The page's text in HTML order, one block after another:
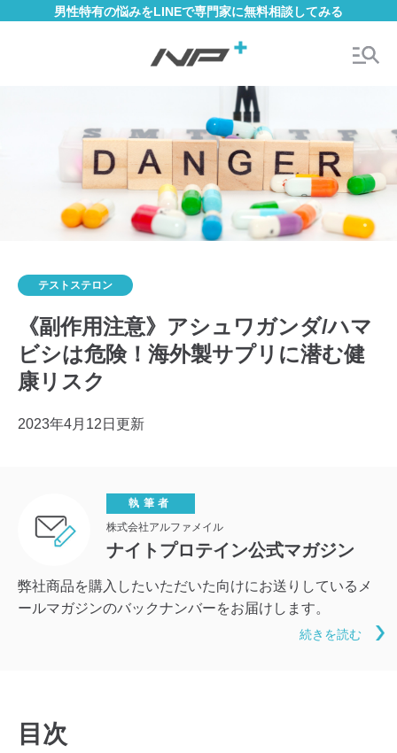
男性特有の悩みをLINEで専門家に無料相談してみる
テストステロン
《副作用注意》アシュワガンダ/ハマ
ビシは危険！海外製サプリに潜む健
康リスク
2023年4月12日更新
執筆者
株式会社アルファメイル
ナイトプロテイン公式マガジン
弊社商品を購入したいただいた向けにお送りしているメ
ールマガジンのバックナンバーをお届けします。
続きを読む
目次